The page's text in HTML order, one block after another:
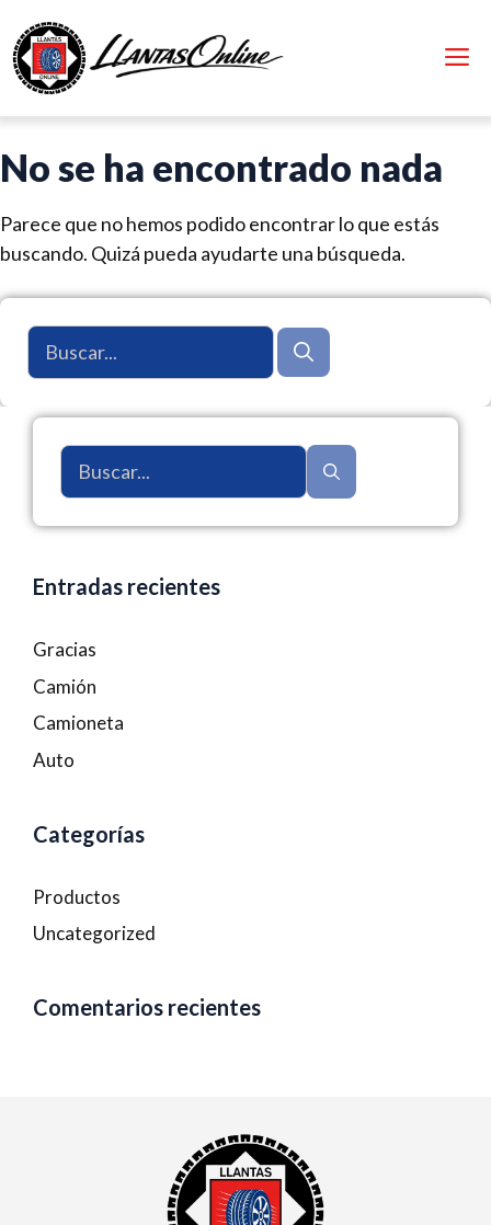
contenido
No se ha encontrado nada
Parece que no hemos podido encontrar lo que estás
buscando. Quizá pueda ayudarte una búsqueda.
Buscar:
Buscar:
Entradas recientes
Gracias
Camión
Camioneta
Auto
Categorías
Productos
Uncategorized
Comentarios recientes